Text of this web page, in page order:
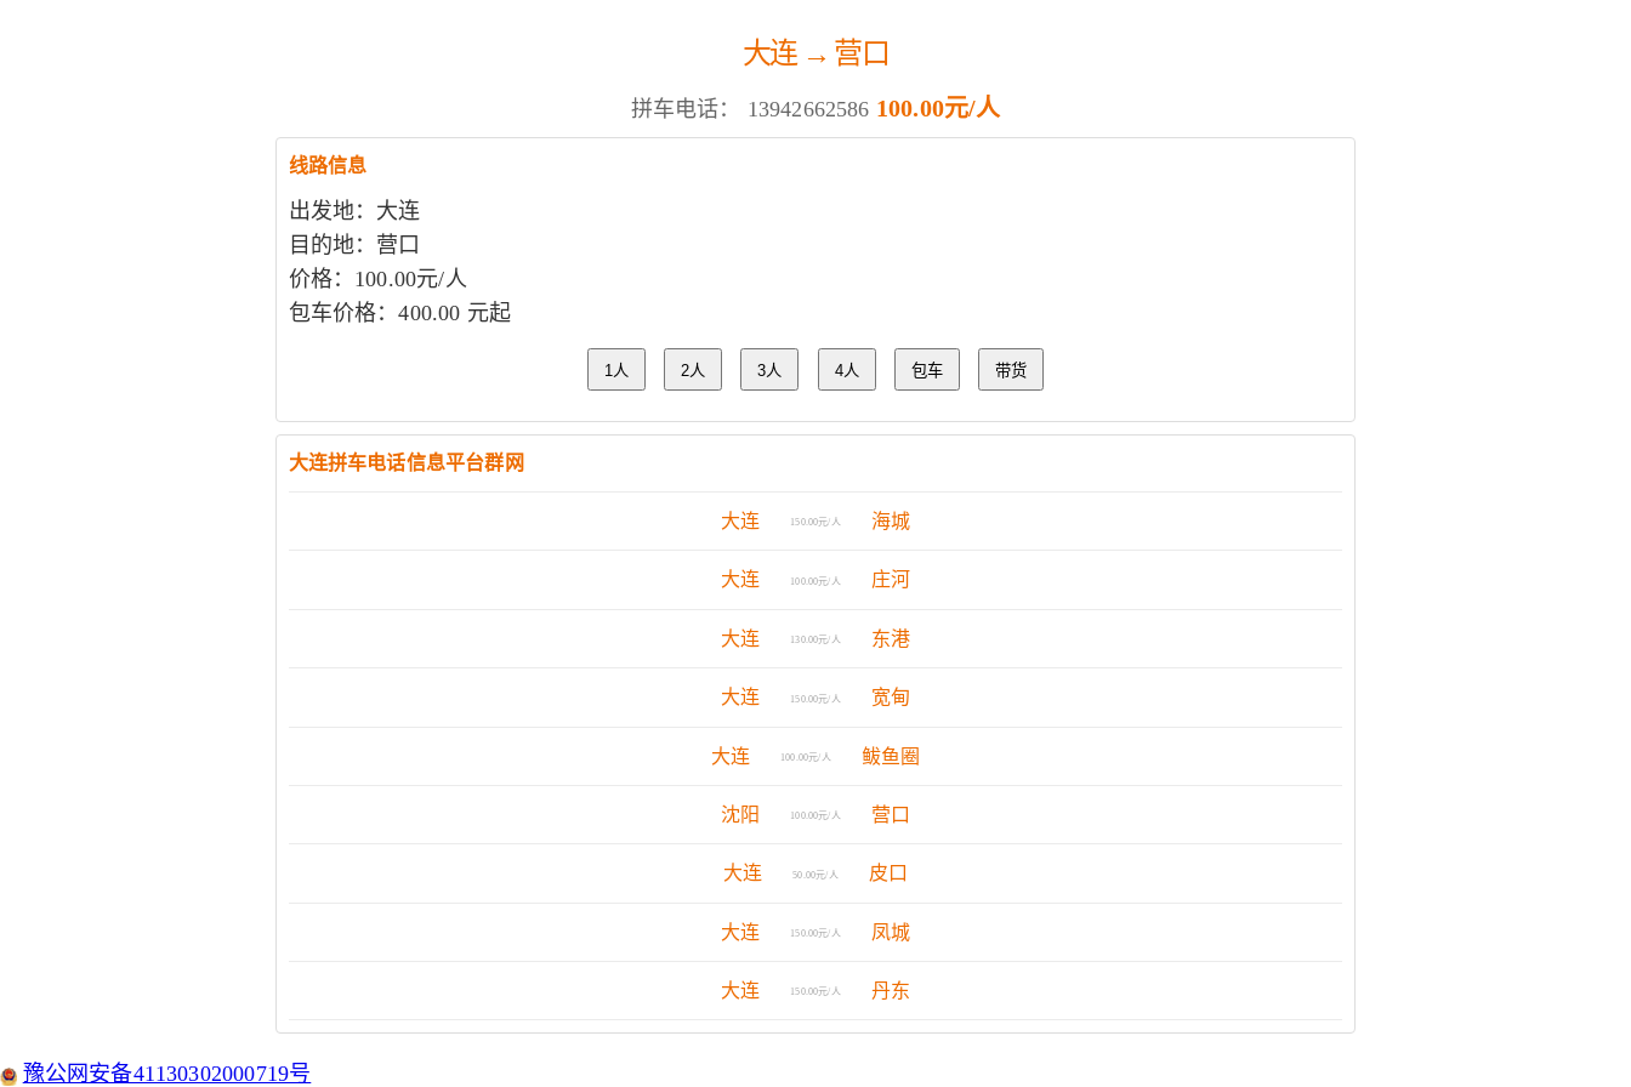
大连 → 营口
拼车电话： 13942662586 100.00元/人
线路信息
出发地：大连
目的地：营口
价格：100.00元/人
包车价格：400.00 元起
1人 2人 3人 4人 包车 带货
大连拼车电话信息平台群网
大连 150.00元/人 海城
大连 100.00元/人 庄河
大连 130.00元/人 东港
大连 150.00元/人 宽甸
大连 100.00元/人 鲅鱼圈
沈阳 100.00元/人 营口
大连 50.00元/人 皮口
大连 150.00元/人 凤城
大连 150.00元/人 丹东
豫公网安备41130302000719号